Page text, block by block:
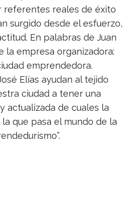
referentes reales de éxito
surgido desde el esfuerzo,
En palabras de Juan
la empresa organizadora:
emprendedora.
Elías ayudan al tejido
ciudad a tener una
actualizada de cuales la
que pasa el mundo de la